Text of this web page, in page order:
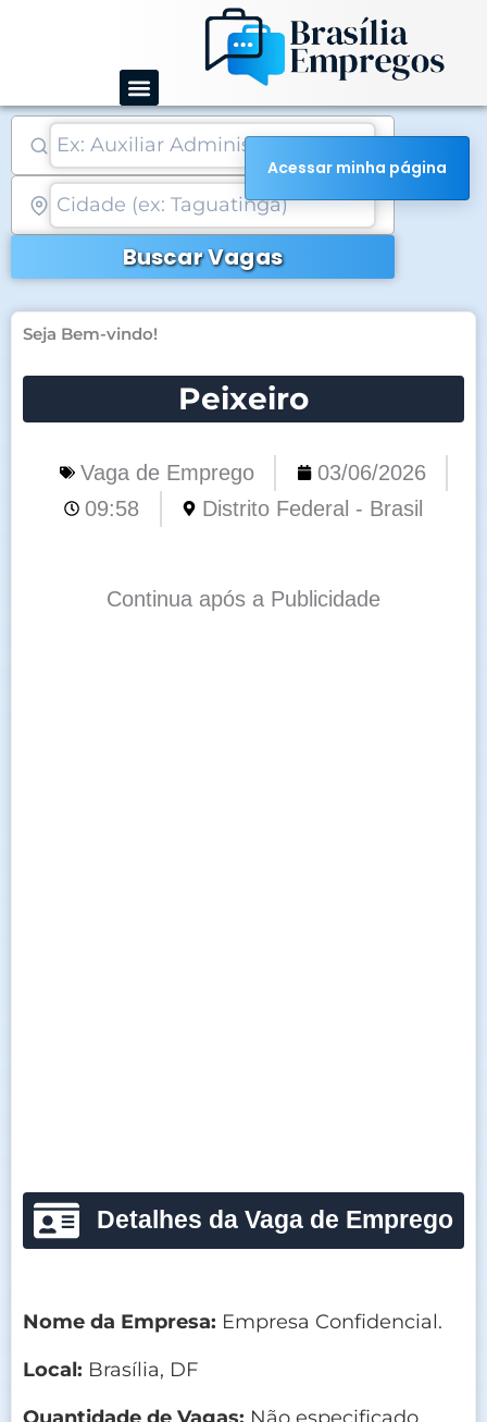
conteúdo
Buscar Vagas
Seja Bem-vindo!
Peixeiro
Vaga de Emprego
03/06/2026
09:58
Distrito Federal - Brasil
Continua após a Publicidade
Detalhes da Vaga de Emprego
Nome da Empresa: Empresa Confidencial.
Local: Brasília, DF
Quantidade de Vagas: Não especificado.
Acessar minha página